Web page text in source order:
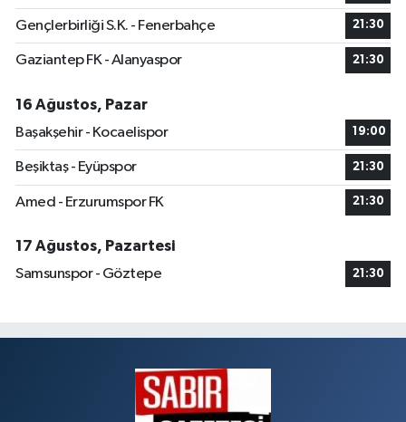
Gençlerbirliği S.K. - Fenerbahçe 21:30
Gaziantep FK - Alanyaspor 21:30
16 Ağustos, Pazar
Başakşehir - Kocaelispor
19:00
Beşiktaş - Eyüpspor 21:30
Amed - Erzurumspor FK 21:30
17 Ağustos, Pazartesi
Samsunspor - Göztepe
21:30